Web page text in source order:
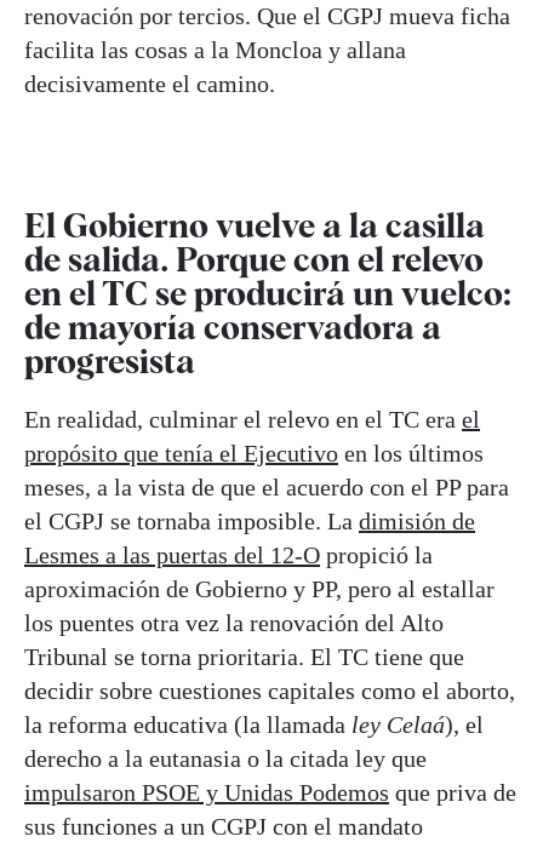
renovación por tercios. Que el CGPJ mueva ficha
facilita las cosas a la Moncloa y allana
decisivamente el camino.
El Gobierno vuelve a la casilla
de salida. Porque con el relevo
en el TC se producirá un vuelco:
de mayoría conservadora a
progresista
En realidad, culminar el relevo en el TC era el
propósito que tenía el Ejecutivo en los últimos
meses, a la vista de que el acuerdo con el PP para
el CGPJ se tornaba imposible. La dimisión de
Lesmes a las puertas del 12-O propició la
aproximación de Gobierno y PP, pero al estallar
los puentes otra vez la renovación del Alto
Tribunal se torna prioritaria. El TC tiene que
decidir sobre cuestiones capitales como el aborto,
la reforma educativa (la llamada ley Celaá), el
derecho a la eutanasia o la citada ley que
impulsaron PSOE y Unidas Podemos que priva de
sus funciones a un CGPJ con el mandato